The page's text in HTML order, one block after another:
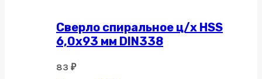
Сверло спиральное ц/х HSS
6,0х93 мм DIN338
83 ₽